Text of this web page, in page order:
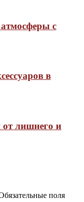
с
в
от лишнего и
поля